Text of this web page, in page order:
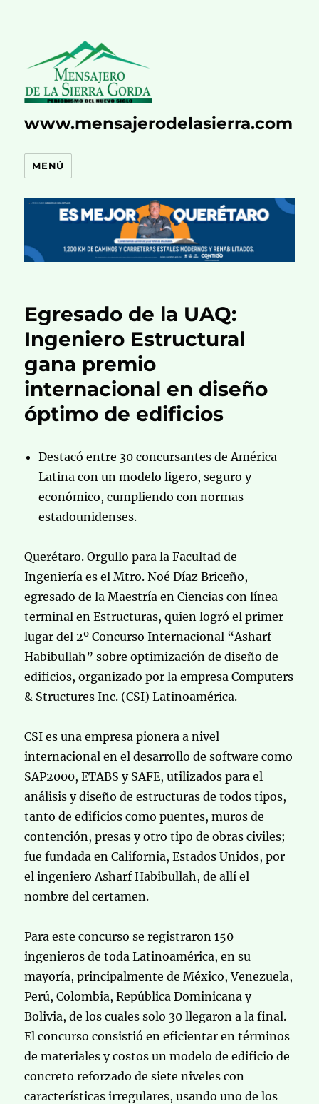
www.mensajerodelasierra.com
MENÚ
Egresado de la UAQ:
Ingeniero Estructural
gana premio
internacional en diseño
óptimo de edificios
Destacó entre 30 concursantes de América
Latina con un modelo ligero, seguro y
económico, cumpliendo con normas
estadounidenses.
Querétaro. Orgullo para la Facultad de
Ingeniería es el Mtro. Noé Díaz Briceño,
egresado de la Maestría en Ciencias con línea
terminal en Estructuras, quien logró el primer
lugar del 2º Concurso Internacional “Asharf
Habibullah” sobre optimización de diseño de
edificios, organizado por la empresa Computers
& Structures Inc. (CSI) Latinoamérica.
CSI es una empresa pionera a nivel
internacional en el desarrollo de software como
SAP2000, ETABS y SAFE, utilizados para el
análisis y diseño de estructuras de todos tipos,
tanto de edificios como puentes, muros de
contención, presas y otro tipo de obras civiles;
fue fundada en California, Estados Unidos, por
el ingeniero Asharf Habibullah, de allí el
nombre del certamen.
Para este concurso se registraron 150
ingenieros de toda Latinoamérica, en su
mayoría, principalmente de México, Venezuela,
Perú, Colombia, República Dominicana y
Bolivia, de los cuales solo 30 llegaron a la final.
El concurso consistió en eficientar en términos
de materiales y costos un modelo de edificio de
concreto reforzado de siete niveles con
características irregulares, usando uno de los